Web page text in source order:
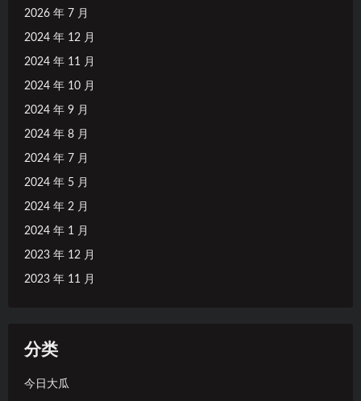
2026 年 7 月
2024 年 12 月
2024 年 11 月
2024 年 10 月
2024 年 9 月
2024 年 8 月
2024 年 7 月
2024 年 5 月
2024 年 2 月
2024 年 1 月
2023 年 12 月
2023 年 11 月
分类
今日大瓜